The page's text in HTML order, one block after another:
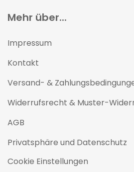
Mehr über...
Impressum
Kontakt
Versand- &
Widerrufsrecht & Muster-
AGB
Privatsphäre und Datenschutz
Cookie Einstellungen